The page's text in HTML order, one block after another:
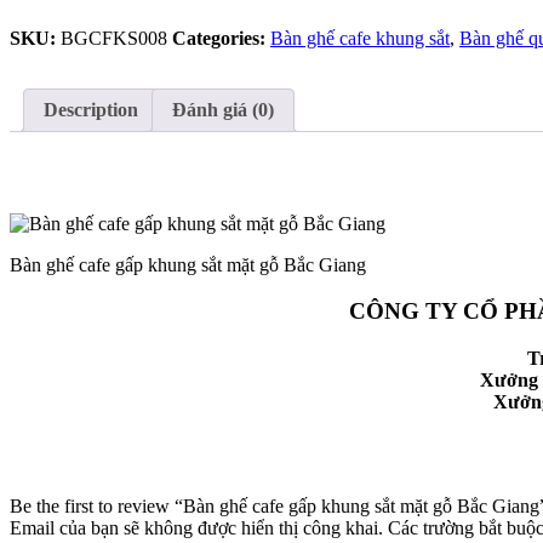
sắt
Giang
SKU: BGCFKS008 Categories: Bàn ghế cafe khung sắt, Bàn ghế
Description Đánh giá (0)
Bàn ghế cafe gấp khung sắt mặt gỗ Bắc Giang
CÔNG TY CỔ
Xưởng
Be the first to review “Bàn ghế cafe gấp khung sắt mặt gỗ Bắc
Email của bạn sẽ không được hiển thị công khai. Các trường bắt